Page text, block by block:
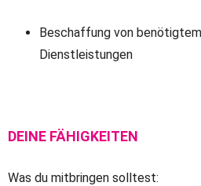
Beschaffung von
Dienstleistungen
DEINE FÄHIGKEITEN
Was du mitbringen solltest: